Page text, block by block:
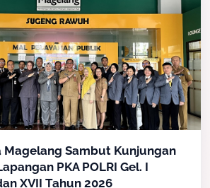
Magelang Sambut Kunjungan
PKA POLRI Gel. I
XVII Tahun 2026